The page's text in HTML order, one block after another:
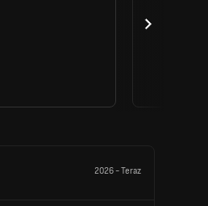
2026-Teraz